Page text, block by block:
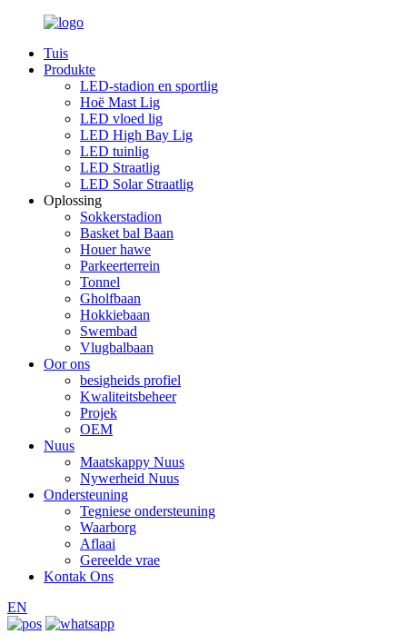
Tuis
Produkte
LED-stadion en sportlig
Hoë Mast Lig
LED vloed lig
LED High Bay Lig
LED tuinlig
LED Straatlig
LED Solar Straatlig
Oplossing
Sokkerstadion
Basket bal Baan
Houer hawe
Parkeerterrein
Tonnel
Gholfbaan
Hokkiebaan
Swembad
Vlugbalbaan
Oor ons
besigheids profiel
Kwaliteitsbeheer
Projek
OEM
Nuus
Maatskappy Nuus
Nywerheid Nuus
Ondersteuning
Tegniese ondersteuning
Waarborg
Aflaai
Gereelde vrae
Kontak Ons
EN